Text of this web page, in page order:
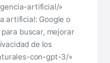
artificial/»
artificial: Google o
buscar, mejorar
de los
con-gpt-3/»